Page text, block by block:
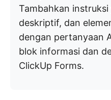
Tambahkan
deskriptif, dan
dengan pertanyaan
blok informasi dan
ClickUp Forms.